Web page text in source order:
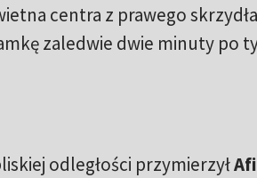
centra z prawego
zaledwie dwie minuty po
odległości przymierzył